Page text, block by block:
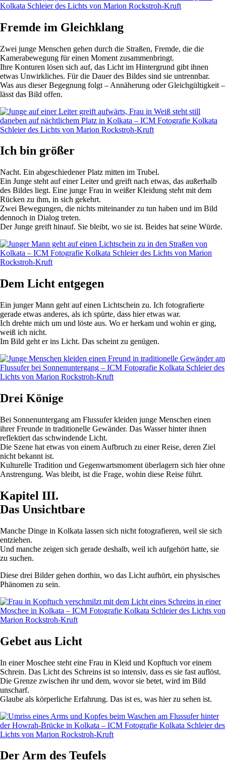
Fremde im Gleichklang
Zwei junge Menschen gehen durch die Straßen, Fremde, die die
Kamerabewegung für einen Moment zusammenbringt.
Ihre Konturen lösen sich auf, das Licht im Hintergrund gibt ihnen
etwas Unwirkliches. Für die Dauer des Bildes sind sie untrennbar.
Was aus dieser Begegnung folgt – Annäherung oder Gleichgültigkeit –
lässt das Bild offen.
Ich bin größer
Nacht. Ein abgeschiedener Platz mitten im Trubel.
Ein Junge steht auf einer Leiter und greift nach etwas, das außerhalb
des Bildes liegt. Eine junge Frau in weißer Kleidung steht mit dem
Rücken zu ihm, in sich gekehrt.
Zwei Bewegungen, die nichts miteinander zu tun haben und im Bild
dennoch in Dialog treten.
Der Junge greift hinauf. Sie bleibt, wo sie ist. Beides hat seine Würde.
Dem Licht entgegen
Ein junger Mann geht auf einen Lichtschein zu. Ich fotografierte
gerade etwas anderes, als ich spürte, dass hier etwas war.
Ich drehte mich um und löste aus. Wo er herkam und wohin er ging,
weiß ich nicht.
Im Bild geht er ins Licht. Das scheint zu genügen.
Drei Könige
Bei Sonnenuntergang am Flussufer kleiden junge Menschen einen
ihrer Freunde in traditionelle Gewänder. Das Wasser hinter ihnen
reflektiert das schwindende Licht.
Die Szene hat etwas von einem Aufbruch zu einer Reise, deren Ziel
nicht bekannt ist.
Kulturelle Tradition und Gegenwartsmoment überlagern sich hier ohne
Anstrengung. Was bleibt, ist die Frage, wohin diese Reise führt.
Kapitel III.
Das Unsichtbare
Manche Dinge in Kolkata lassen sich nicht fotografieren, weil sie sich
entziehen.
Und manche zeigen sich gerade deshalb, weil ich aufgehört hatte, sie
zu suchen.
Diese drei Bilder gehen dorthin, wo das Licht aufhört, ein physisches
Phänomen zu sein.
Gebet aus Licht
In einer Moschee steht eine Frau in Kleid und Kopftuch vor einem
Schrein. Das Licht des Schreins ist so intensiv, dass es sie fast auflöst.
Die Grenze zwischen ihr und dem, wovor sie betet, wird im Bild
unscharf.
Glaube als körperliche Erfahrung. Das ist es, was hier zu sehen ist.
Der Arm des Teufels